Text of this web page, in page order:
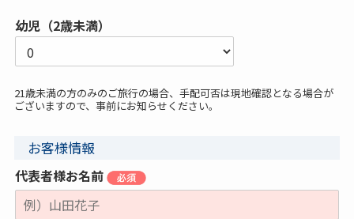
幼児（2歳未満）
21歳未満の方のみのご旅行の場合、手配可否は現地確認となる場合が
ございますので、事前にお知らせください。
お客様情報
代表者様お名前